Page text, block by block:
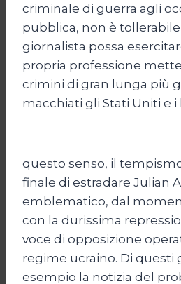
criminale di guerra agli
pubblica, non è
giornalista possa
propria professione
crimini di gran lunga più
macchiati gli Stati Uniti e i
questo senso, il
finale di estradare Julian
emblematico, dal
con la durissima
voce di opposizione
regime ucraino. Di questi
esempio la notizia del